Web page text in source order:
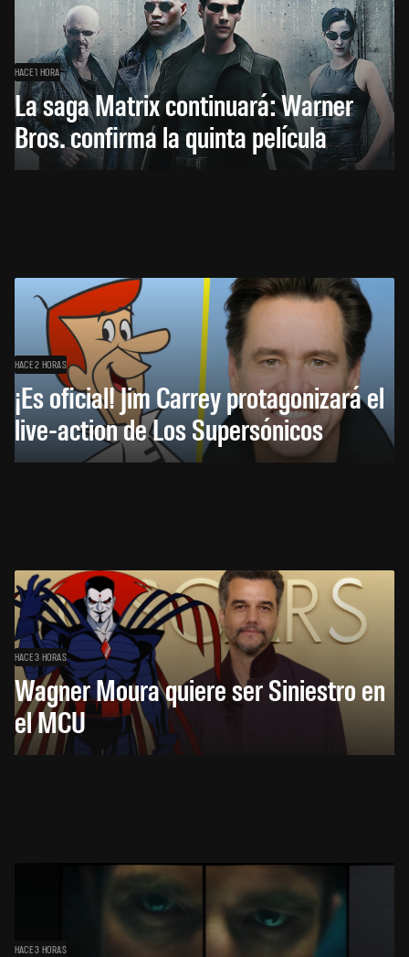
HACE 1 HORA
La saga Matrix continuará: Warner
Bros. confirma la quinta película
HACE 2 HORAS
¡Es oficial! Jim Carrey protagonizará el
live-action de Los Supersónicos
HACE 3 HORAS
Wagner Moura quiere ser Siniestro en
el MCU
HACE 3 HORAS